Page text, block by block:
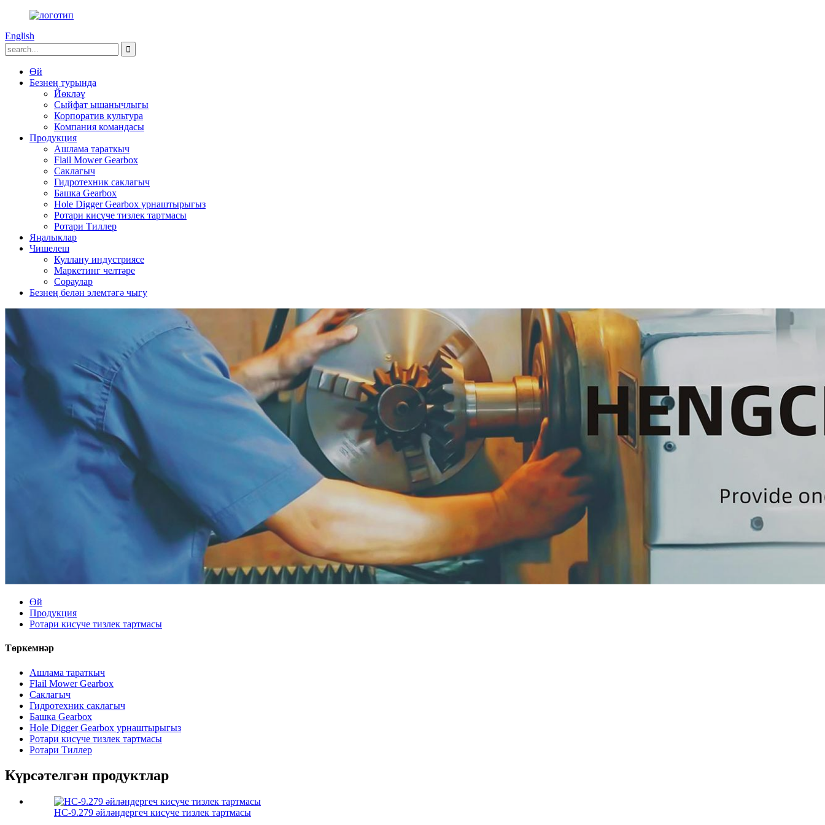
English
Өй
Безнең турында
Йөкләү
Сыйфат ышанычлыгы
Корпоратив культура
Компания командасы
Продукция
Ашлама тараткыч
Flail Mower Gearbox
Саклагыч
Гидротехник саклагыч
Башка Gearbox
Hole Digger Gearbox урнаштырыгыз
Ротари кисүче тизлек тартмасы
Ротари Тиллер
Яңалыклар
Чишелеш
Куллану индустриясе
Маркетинг челтәре
Сораулар
Безнең белән элемтәгә чыгу
Өй
Продукция
Ротари кисүче тизлек тартмасы
Төркемнәр
Ашлама тараткыч
Flail Mower Gearbox
Саклагыч
Гидротехник саклагыч
Башка Gearbox
Hole Digger Gearbox урнаштырыгыз
Ротари кисүче тизлек тартмасы
Ротари Тиллер
Күрсәтелгән продуктлар
HC-9.279 әйләндергеч кисүче тизлек тартмасы